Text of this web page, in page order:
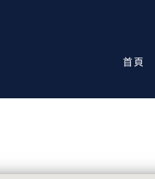
首頁